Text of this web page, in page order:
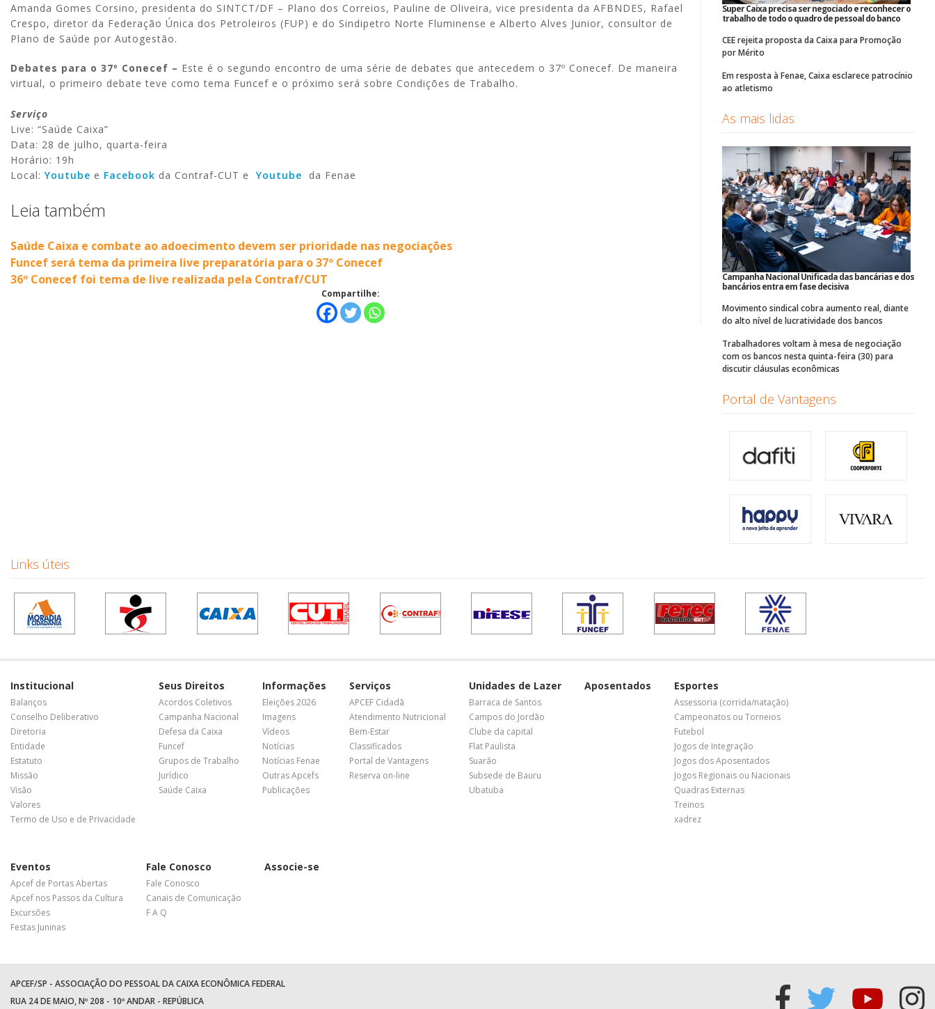
Amanda Gomes Corsino, presidenta do SINTCT/DF – Plano dos Correios, Pauline de Oliveira, vice presidenta da AFBNDES, Rafael
Crespo, diretor da Federação Única dos Petroleiros (FUP) e do Sindipetro Norte Fluminense e Alberto Alves Junior, consultor de
Plano de Saúde por Autogestão.
Debates para o 37º Conecef – Este é o segundo encontro de uma série de debates que antecedem o 37º Conecef. De maneira
virtual, o primeiro debate teve como tema Funcef e o próximo será sobre Condições de Trabalho.
Serviço
Live: “Saúde Caixa”
Data: 28 de julho, quarta-feira
Horário: 19h
Local:Youtube e Facebook da Contraf-CUT eYoutube da Fenae
Leia também
Saúde Caixa e combate ao adoecimento devem ser prioridade nas negociações
Funcef será tema da primeira live preparatória para o 37º Conecef
36º Conecef foi tema de live realizada pela Contraf/CUT
Compartilhe:
Super Caixa precisa ser negociado e reconhecer o
trabalho de todo o quadro de pessoal do banco
CEE rejeita proposta da Caixa para Promoção
por Mérito
Em resposta à Fenae, Caixa esclarece patrocínio
ao atletismo
As mais lidas
Campanha Nacional Unificada das bancárias e dos
bancários entra em fase decisiva
Movimento sindical cobra aumento real, diante
do alto nível de lucratividade dos bancos
Trabalhadores voltam à mesa de negociação
com os bancos nesta quinta-feira (30) para
discutir cláusulas econômicas
Portal de Vantagens
Links úteis
Institucional
Balanços
Conselho Deliberativo
Diretoria
Entidade
Estatuto
Missão
Visão
Valores
Termo de Uso e de Privacidade
Seus Direitos
Acordos Coletivos
Campanha Nacional
Defesa da Caixa
Funcef
Grupos de Trabalho
Jurídico
Saúde Caixa
Informações
Eleições 2026
Imagens
Vídeos
Notícias
Notícias Fenae
Outras Apcefs
Publicações
Serviços
APCEF Cidadã
Atendimento Nutricional
Bem-Estar
Classificados
Portal de Vantagens
Reserva on-line
Unidades de Lazer
Barraca de Santos
Campos do Jordão
Clube da capital
Flat Paulista
Suarão
Subsede de Bauru
Ubatuba
Aposentados Esportes
Assessoria (corrida/natação)
Campeonatos ou Torneios
Futebol
Jogos de Integração
Jogos dos Aposentados
Jogos Regionais ou Nacionais
Quadras Externas
Treinos
xadrez
Eventos
Apcef de Portas Abertas
Apcef nos Passos da Cultura
Excursões
Festas Juninas
Fale Conosco
Fale Conosco
Canais de Comunicação
F A Q
Associe-se
APCEF/SP - ASSOCIAÇÃO DO PESSOAL DA CAIXA ECONÔMICA FEDERAL
RUA 24 DE MAIO, Nº 208 - 10º ANDAR - REPÚBLICA
Acessar
Acessar